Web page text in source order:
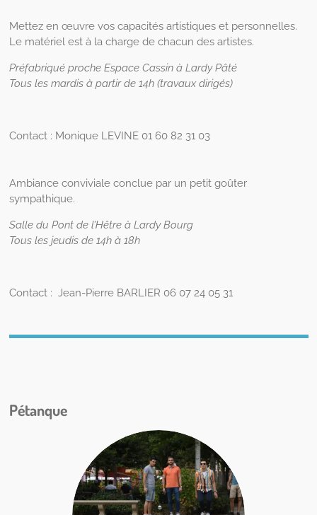
Mettez en œuvre vos capacités artistiques et personnelles.
Le matériel est à la charge de chacun des artistes.
Préfabriqué proche Espace Cassin à Lardy Pâté
Tous les mardis à partir de 14h (travaux dirigés)
Contact : Monique LEVINE 01 60 82 31 03
Ambiance conviviale conclue par un petit goûter
sympathique.
Salle du Pont de l’Hêtre à Lardy Bourg
Tous les jeudis de 14h à 18h
Contact : Jean-Pierre BARLIER 06 07 24 05 31
Pétanque